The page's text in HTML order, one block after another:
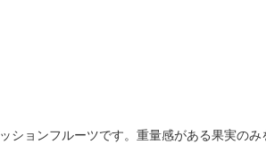
ョンフルーツです。重量感がある果実の